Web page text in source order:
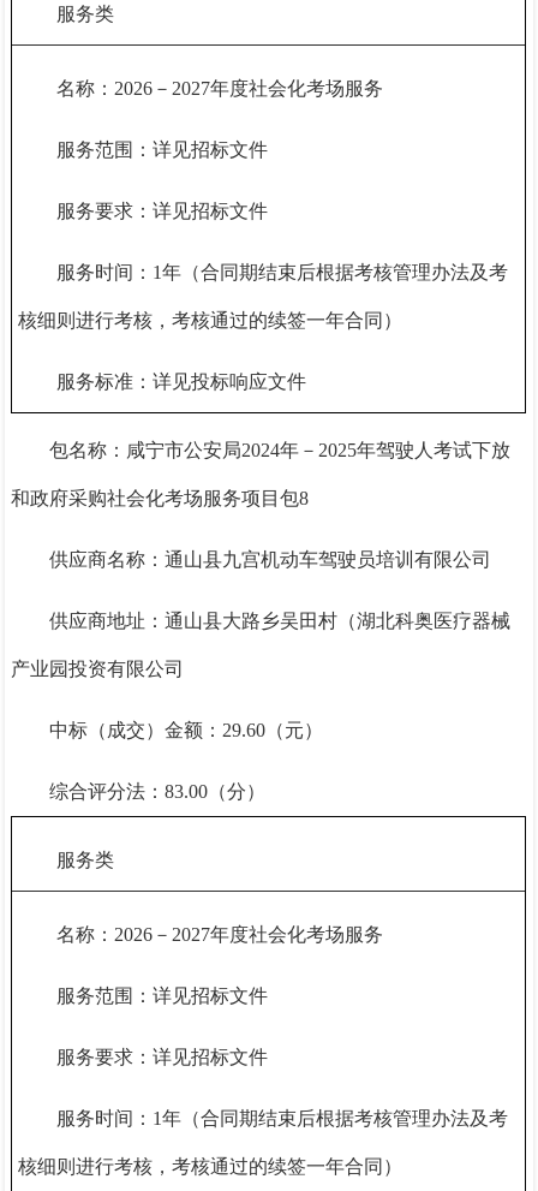
服务类
名称： 2026－2027年度社会化考场服务
服务范围：详见招标文件
服务要求：详见招标文件
服务时间： 1年（合同期结束后根据考核管理办法及考
核细则进行考核，考核通过的续签一年合同）
服务标准：详见投标响应文件
包名称：咸宁市公安局2024年－2025年驾驶人考试下放
和政府采购社会化考场服务项目包8
供应商名称：通山县九宫机动车驾驶员培训有限公司
供应商地址：通山县大路乡吴田村（湖北科奥医疗器械
产业园投资有限公司
中标（成交）金额： 29.60（元）
综合评分法：83.00（分）
服务类
名称： 2026－2027年度社会化考场服务
服务范围：详见招标文件
服务要求：详见招标文件
服务时间： 1年（合同期结束后根据考核管理办法及考
核细则进行考核，考核通过的续签一年合同）